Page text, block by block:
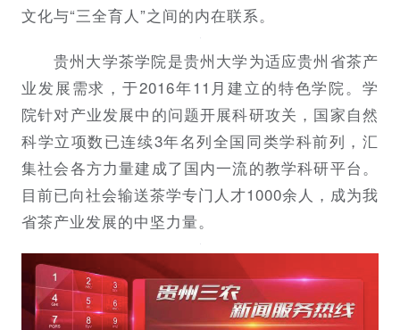
文化与“三全育人”之间的内在联系。
贵州大学茶学院是贵州大学为适应贵州省茶产
业发展需求，于2016年11月建立的特色学院。学
院针对产业发展中的问题开展科研攻关，国家自然
科学立项数已连续3年名列全国同类学科前列，汇
集社会各方力量建成了国内一流的教学科研平台。
目前已向社会输送茶学专门人才1000余人，成为我
省茶产业发展的中坚力量。